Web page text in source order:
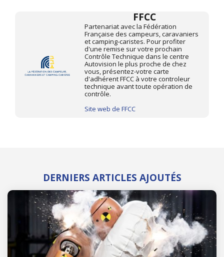
FFCC
Partenariat avec la Fédération
Française des campeurs, caravaniers
et camping-caristes. Pour profiter
d'une remise sur votre prochain
Contrôle Technique dans le centre
Autovision le plus proche de chez
vous, présentez-votre carte
d'adhérent FFCC à votre controleur
technique avant toute opération de
contrôle.
Site web de FFCC
DERNIERS ARTICLES AJOUTÉS